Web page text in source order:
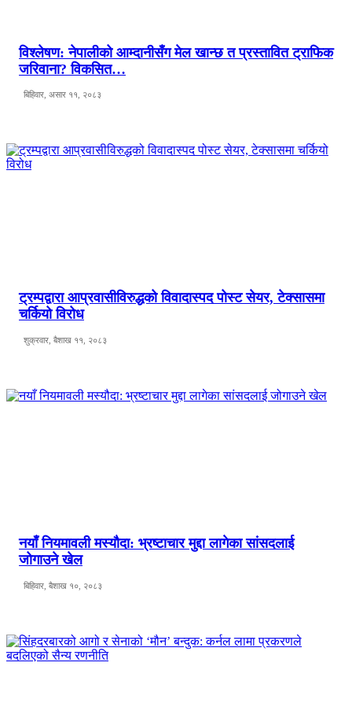
विश्लेषण: नेपालीको आम्दानीसँग मेल खान्छ त प्रस्तावित ट्राफिक
जरिवाना? विकसित…
बिहिवार, असार ११, २०८३
ट्रम्पद्वारा आप्रवासीविरुद्धको विवादास्पद पोस्ट सेयर, टेक्सासमा
चर्कियो विरोध
शुक्रवार, बैशाख ११, २०८३
नयाँ नियमावली मस्यौदा: भ्रष्टाचार मुद्दा लागेका सांसदलाई
जोगाउने खेल
बिहिवार, बैशाख १०, २०८३